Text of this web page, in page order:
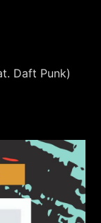
Daft Punk)